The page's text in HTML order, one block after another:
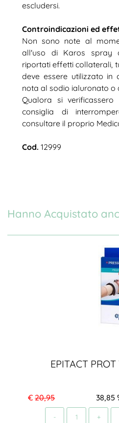
escludersi.
Controindicazioni ed
Non sono note al
all'uso di Karos spray
riportati effetti collaterali,
deve essere utilizzato in
nota al sodio ialuronato o
Qualora si
consiglia di
consultare il proprio
Cod. 12999
Hanno Acquistato
EPITACT
€ 20,95 38,85